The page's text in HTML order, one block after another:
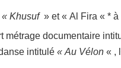
« Khusuf» et « Al Fira « * à
métrage documentaire
intitulé « Au Vélon« ,